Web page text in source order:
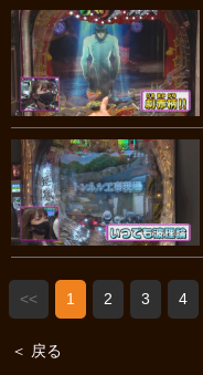
<< 1 2 3 4
＜ 戻る